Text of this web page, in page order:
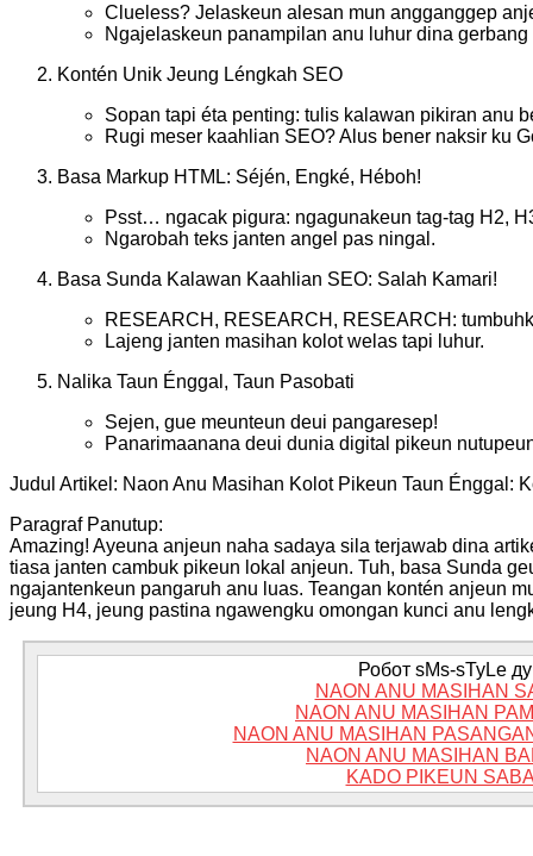
Clueless? Jelaskeun alesan mun angganggep
Ngajelaskeun panampilan anu luhur dina gerbang
Kontén Unik Jeung Léngkah SEO
Sopan tapi éta penting: tulis kalawan pikiran anu
Rugi meser kaahlian SEO? Alus bener naksir ku
Basa Markup HTML: Séjén, Engké, Héboh!
Psst… ngacak pigura: ngagunakeun tag-tag H2,
Ngarobah teks janten angel pas ningal.
Basa Sunda Kalawan Kaahlian SEO: Salah Kamari!
RESEARCH, RESEARCH, RESEARCH:
Lajeng janten masihan kolot welas tapi luhur.
Nalika Taun Énggal, Taun Pasobati
Sejen, gue meunteun deui pangaresep!
Panarimaanana deui dunia digital pikeun
Judul Artikel: Naon Anu Masihan Kolot Pikeun Taun Énggal:
Paragraf Panutup:
Amazing! Ayeuna anjeun naha sadaya sila terjawab dina
tiasa janten cambuk pikeun lokal anjeun. Tuh, basa Sunda
ngajantenkeun pangaruh anu luas. Teangan kontén anjeun
jeung H4, jeung pastina ngawengku omongan kunci anu
Робот sMs-sTyLe
NAON ANU MASIHAN
NAON ANU MASIHAN
NAON ANU MASIHAN
NAON ANU MASIHAN
KADO PIKEUN